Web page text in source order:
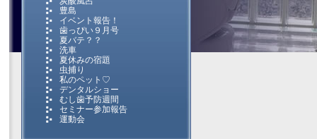
豊島
イベント報告！
歯っぴい９月号
夏バテ？？
洗車
夏休みの宿題
虫捕り
私のペット♡
デンタルショー
むし歯予防週間
セミナー参加報告
運動会